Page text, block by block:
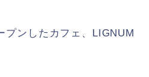
プンしたカフェ、LIGNUM